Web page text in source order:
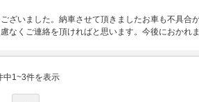
ざいました。納車させて頂きましたお車も不具合
なくご連絡を頂ければと思います。今後におかれ
中1~3件を表示